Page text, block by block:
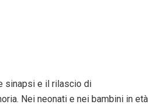
sinapsi e il rilascio di
Nei neonati e nei bambini in età